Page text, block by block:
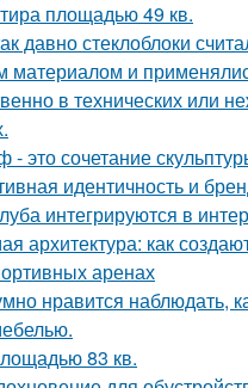
площадью 49 кв.
давно стеклоблоки
материалом и
в технических или
- это сочетание
идентичность и
интегрируются в
архитектура: как
аренах
нравится наблюдать,
83 кв.